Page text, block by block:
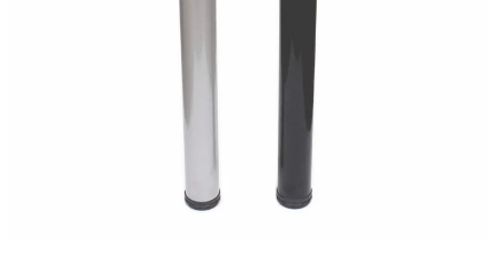
Theofils ben konisk
15cm børstet nikkel
Theofils ben 555 10cm
matt grå ral 9006 4-pk
479